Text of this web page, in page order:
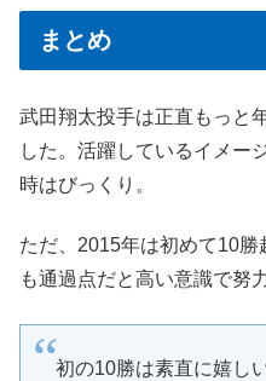
まとめ
武田翔太投手は正直もっと
した。活躍しているイメー
時はびっくり。
ただ、2015年は初めて10
も通過点だと高い意識で努
初の10勝は素直に嬉し